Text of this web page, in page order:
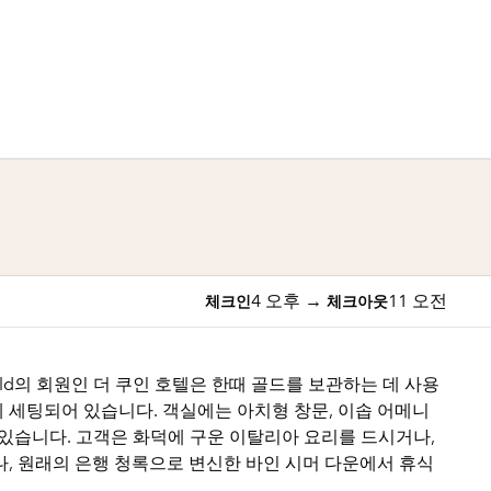
체크인4 오후 → 체크아웃11 오전
의 회원인 더 쿠인 호텔은 한때 골드를 보관하는 데 사용
팅되어 있습니다. 객실에는 아치형 창문, 이솝 어메니
습니다. 고객은 화덕에 구운 이탈리아 요리를 드시거나,
원래의 은행 청록으로 변신한 바인 시머 다운에서 휴식